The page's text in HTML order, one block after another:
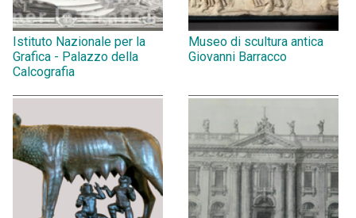
Istituto Nazionale per la
Grafica - Palazzo della
Calcografia
Museo di scultura antica
Giovanni Barracco